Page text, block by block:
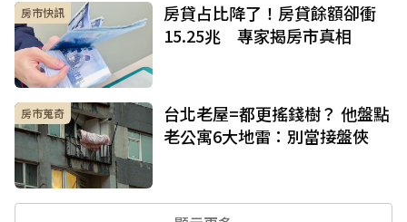
房市快訊
房貸占比降了！房貸餘額卻衝
15.25兆 專家揭房市真相
房市蒐奇
台北老屋=都更搖錢樹？ 他盤點
老公寓6大地雷：別當接盤俠